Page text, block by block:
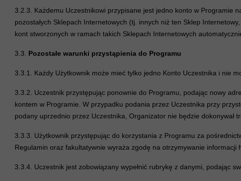
3.2.3. Każdemu Uczestnikowi przypisane jest jedno konto w Programie
pozostałych Sklepach Internetowych (tj. innych niż ten Sklep
kont stworzonych w ramach takich Sklepach Internetowych
3.3. Pozostałe warunki przystąpienia do Programu
3.3.1. Każdy Użytkownik może mieć tylko jedno Konto Uczestnika i nie
3.3.2. Uczestnik przystępując ponownie do Programu, podając nowy
kontem w Programie. W przypadku podania przez Uczestnika przy
podany uprzednio przez Uczestnika, Organizator nie będzie dokonywał
3.3.3. Użytkownik przystępując do korzystania z Programu za
Regulamin oraz fakultatywnie wyraża zgodę na otrzymywanie informacji
3.3.4. Uczestnik jest zobowiązany wypełnić rubrykę z danymi, podając